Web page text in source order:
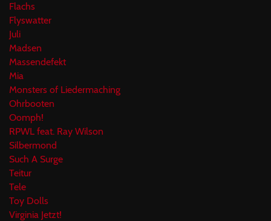
Flachs
Flyswatter
Juli
Madsen
Massendefekt
Mia
Monsters of Liedermaching
Ohrbooten
Oomph!
RPWL feat. Ray Wilson
Silbermond
Such A Surge
Teitur
Tele
Toy Dolls
Virginia Jetzt!